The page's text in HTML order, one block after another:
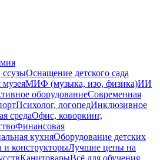
Оснащение детского сада
МИФ (музыка, изо, физика)ИИ
оборудованиеСовременная
Психолог, логопедИнклюзивное
средаОфис, коворкинг,
Финансовая
кухняОборудование детских
и конструкторыЛучшие цены на
КанцтоварыВсё для обучения